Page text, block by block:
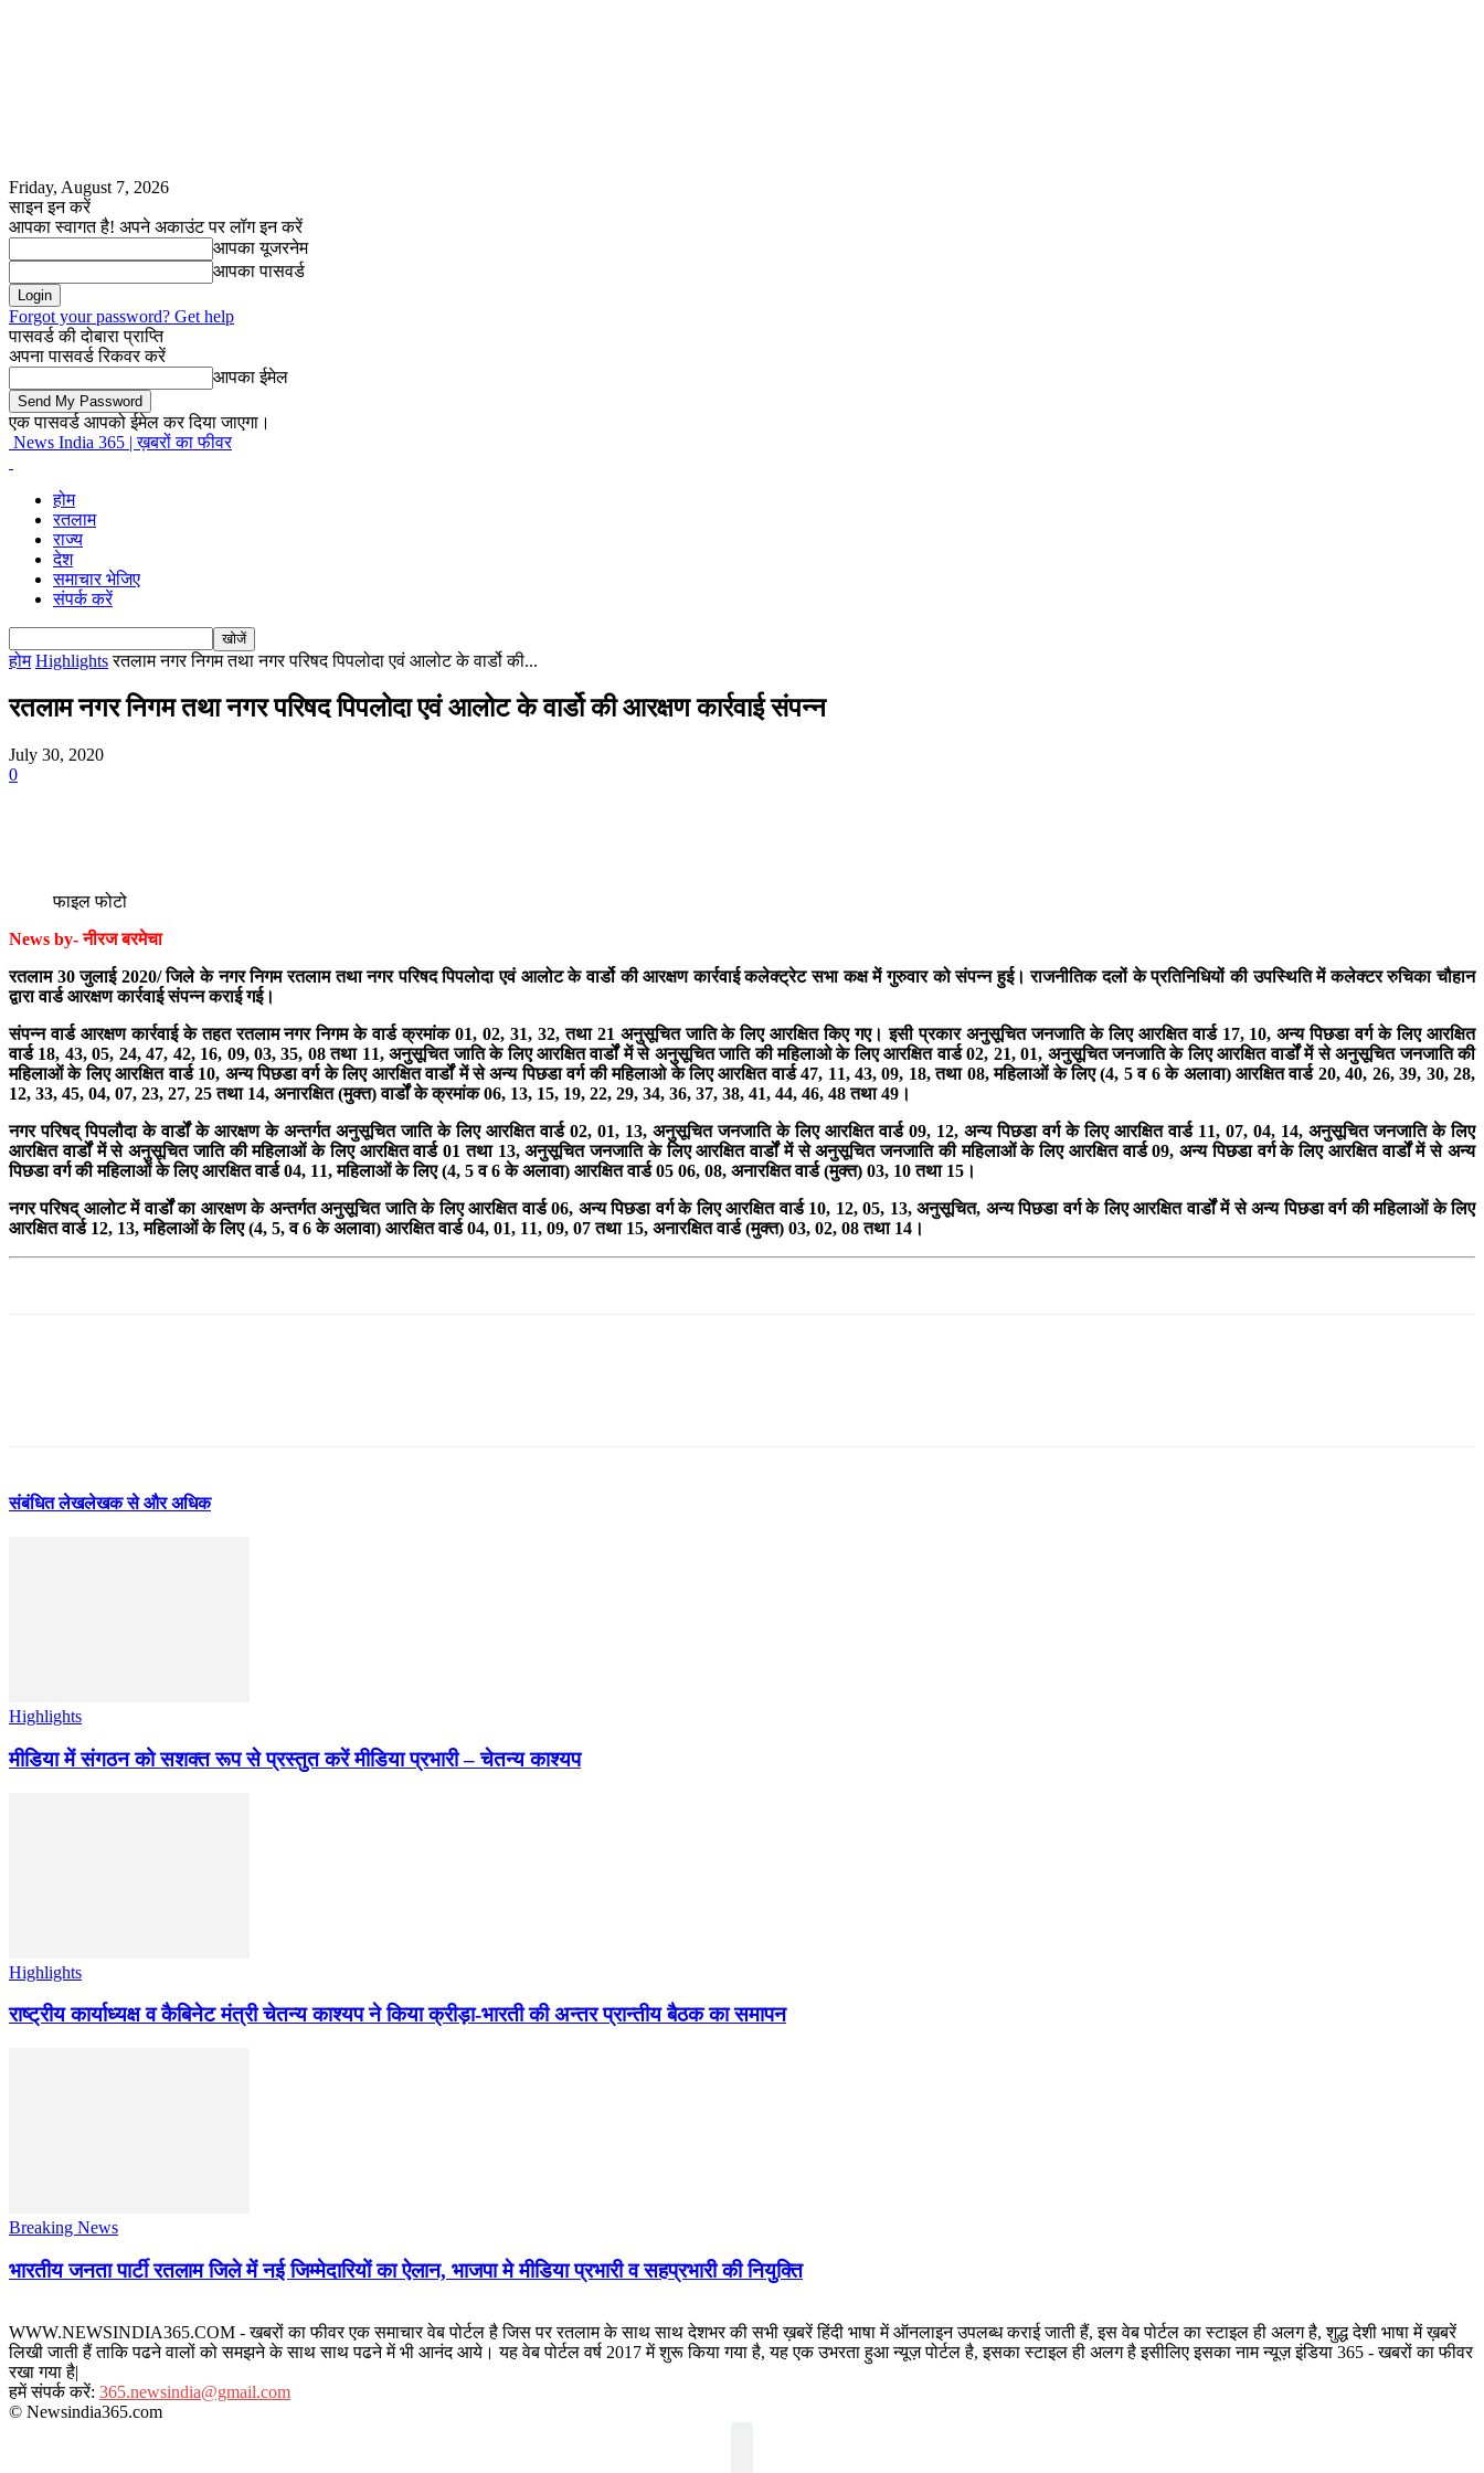
Friday, August 7, 2026
साइन इन करें
आपका स्वागत है! अपने अकाउंट पर लॉग इन करें
आपका यूजरनेम
आपका पासवर्ड
Forgot your password? Get help
पासवर्ड की दोबारा प्राप्ति
अपना पासवर्ड रिकवर करें
आपका ईमेल
एक पासवर्ड आपको ईमेल कर दिया जाएगा।
News India 365 | ख़बरों का फीवर
होम
रतलाम
राज्य
देश
समाचार भेजिए
संपर्क करें
होम Highlights रतलाम नगर निगम तथा नगर परिषद पिपलोदा एवं आलोट के वार्डो की...
रतलाम नगर निगम तथा नगर परिषद पिपलोदा एवं आलोट के वार्डो की आरक्षण कार्रवाई संपन्न
July 30, 2020
0
फाइल फोटो
News by- नीरज बरमेचा
रतलाम 30 जुलाई 2020/ जिले के नगर निगम रतलाम तथा नगर परिषद पिपलोदा एवं आलोट के वार्डो की आरक्षण कार्रवाई कलेक्ट्रेट सभा कक्ष में गुरुवार को संपन्न हुई। राजनीतिक दलों के प्रतिनिधियों की उपस्थिति में कलेक्टर रुचिका चौहान
द्वारा वार्ड आरक्षण कार्रवाई संपन्न कराई गई।
संपन्न वार्ड आरक्षण कार्रवाई के तहत रतलाम नगर निगम के वार्ड क्रमांक 01, 02, 31, 32, तथा 21 अनुसूचित जाति के लिए आरक्षित किए गए। इसी प्रकार अनुसूचित जनजाति के लिए आरक्षित वार्ड 17, 10, अन्य पिछडा वर्ग के लिए आरक्षित
वार्ड 18, 43, 05, 24, 47, 42, 16, 09, 03, 35, 08 तथा 11, अनुसूचित जाति के लिए आरक्षित वार्डों में से अनुसूचित जाति की महिलाओ के लिए आरक्षित वार्ड 02, 21, 01, अनुसूचित जनजाति के लिए आरक्षित वार्डों में से अनुसूचित जनजाति की
महिलाओं के लिए आरक्षित वार्ड 10, अन्य पिछडा वर्ग के लिए आरक्षित वार्डों में से अन्य पिछडा वर्ग की महिलाओ के लिए आरक्षित वार्ड 47, 11, 43, 09, 18, तथा 08, महिलाओं के लिए (4, 5 व 6 के अलावा) आरक्षित वार्ड 20, 40, 26, 39, 30, 28,
12, 33, 45, 04, 07, 23, 27, 25 तथा 14, अनारक्षित (मुक्त) वार्डों के क्रमांक 06, 13, 15, 19, 22, 29, 34, 36, 37, 38, 41, 44, 46, 48 तथा 49।
नगर परिषद् पिपलौदा के वार्डों के आरक्षण के अन्तर्गत अनुसूचित जाति के लिए आरक्षित वार्ड 02, 01, 13, अनुसूचित जनजाति के लिए आरक्षित वार्ड 09, 12, अन्य पिछडा वर्ग के लिए आरक्षित वार्ड 11, 07, 04, 14, अनुसूचित जनजाति के लिए
आरक्षित वार्डों में से अनुसूचित जाति की महिलाओं के लिए आरक्षित वार्ड 01 तथा 13, अनुसूचित जनजाति के लिए आरक्षित वार्डों में से अनुसूचित जनजाति की महिलाओं के लिए आरक्षित वार्ड 09, अन्य पिछडा वर्ग के लिए आरक्षित वार्डों में से अन्य
पिछडा वर्ग की महिलाओं के लिए आरक्षित वार्ड 04, 11, महिलाओं के लिए (4, 5 व 6 के अलावा) आरक्षित वार्ड 05 06, 08, अनारक्षित वार्ड (मुक्त) 03, 10 तथा 15।
नगर परिषद् आलोट में वार्डों का आरक्षण के अन्तर्गत अनुसूचित जाति के लिए आरक्षित वार्ड 06, अन्य पिछडा वर्ग के लिए आरक्षित वार्ड 10, 12, 05, 13, अनुसूचित, अन्य पिछडा वर्ग के लिए आरक्षित वार्डों में से अन्य पिछडा वर्ग की महिलाओं के लिए
आरक्षित वार्ड 12, 13, महिलाओं के लिए (4, 5, व 6 के अलावा) आरक्षित वार्ड 04, 01, 11, 09, 07 तथा 15, अनारक्षित वार्ड (मुक्त) 03, 02, 08 तथा 14।
संबंधित लेखलेखक से और अधिक
Highlights
मीडिया में संगठन को सशक्त रूप से प्रस्तुत करें मीडिया प्रभारी – चेतन्य काश्यप
Highlights
राष्ट्रीय कार्याध्यक्ष व कैबिनेट मंत्री चेतन्य काश्यप ने किया क्रीड़ा-भारती की अन्तर प्रान्तीय बैठक का समापन
Breaking News
भारतीय जनता पार्टी रतलाम जिले में नई जिम्मेदारियों का ऐलान, भाजपा मे मीडिया प्रभारी व सहप्रभारी की नियुक्ति
WWW.NEWSINDIA365.COM - खबरों का फीवर एक समाचार वेब पोर्टल है जिस पर रतलाम के साथ साथ देशभर की सभी ख़बरें हिंदी भाषा में ऑनलाइन उपलब्ध कराई जाती हैं, इस वेब पोर्टल का स्टाइल ही अलग है, शुद्ध देशी भाषा में ख़बरें
लिखी जाती हैं ताकि पढने वालों को समझने के साथ साथ पढने में भी आनंद आये। यह वेब पोर्टल वर्ष 2017 में शुरू किया गया है, यह एक उभरता हुआ न्यूज़ पोर्टल है, इसका स्टाइल ही अलग है इसीलिए इसका नाम न्यूज़ इंडिया 365 - खबरों का फीवर
रखा गया है|
हमें संपर्क करें: 365.newsindia@gmail.com
© Newsindia365.com